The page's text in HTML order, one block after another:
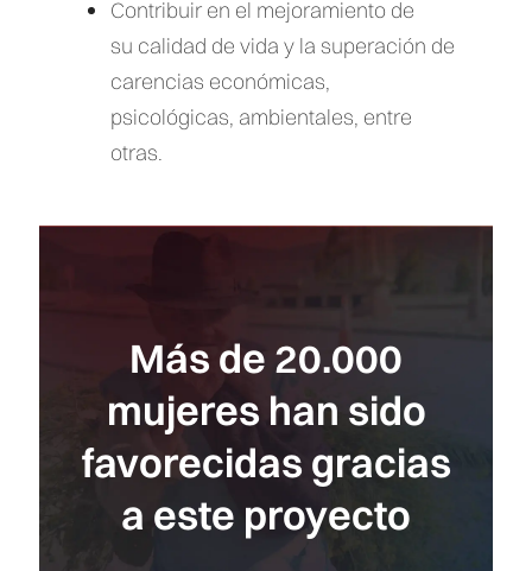
Contribuir en el mejoramiento de
su calidad de vida y la superación de
carencias económicas,
psicológicas, ambientales, entre
otras.
Más de 20.000
mujeres han sido
favorecidas gracias
a este proyecto